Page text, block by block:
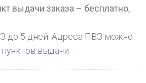
выдачи заказа – бесплатно,
до 5 дней. Адреса ПВЗ можно
пунктов выдачи